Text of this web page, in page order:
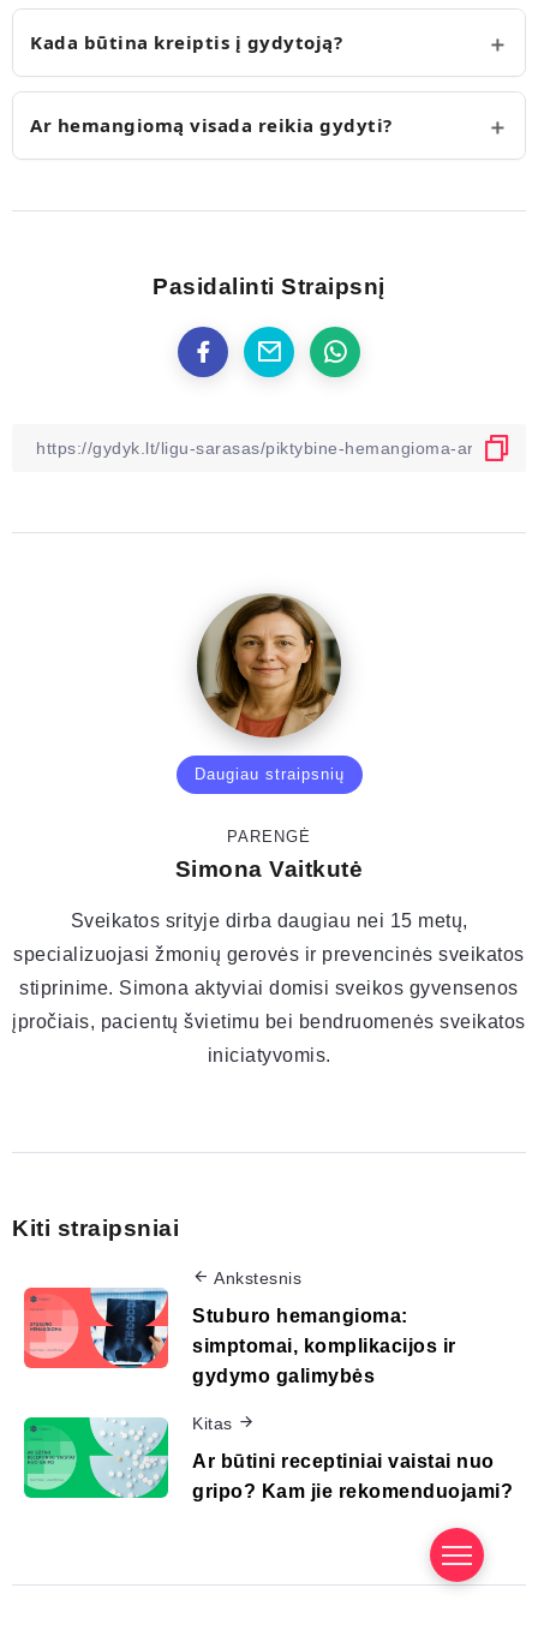
Kada būtina kreiptis į gydytoją?
Ar hemangiomą visada reikia gydyti?
Pasidalinti Straipsnį
Daugiau straipsnių
PARENGĖ
Simona Vaitkutė
Sveikatos srityje dirba daugiau nei 15 metų,
specializuojasi žmonių gerovės ir prevencinės sveikatos
stiprinime. Simona aktyviai domisi sveikos gyvensenos
įpročiais, pacientų švietimu bei bendruomenės sveikatos
iniciatyvomis.
Kiti straipsniai
Ankstesnis
Stuburo hemangioma:
simptomai, komplikacijos ir
gydymo galimybės
Kitas
Ar būtini receptiniai vaistai nuo
gripo? Kam jie rekomenduojami?